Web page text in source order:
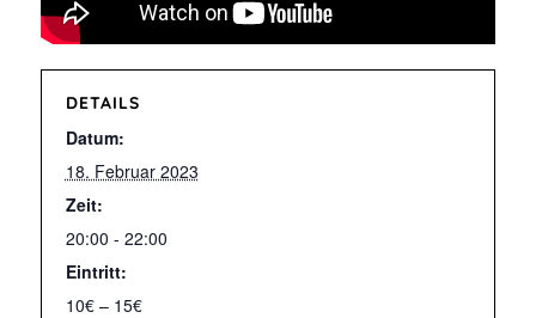
DETAILS
Datum:
18. Februar 2023
Zeit:
20:00 - 22:00
Eintritt:
10€ – 15€